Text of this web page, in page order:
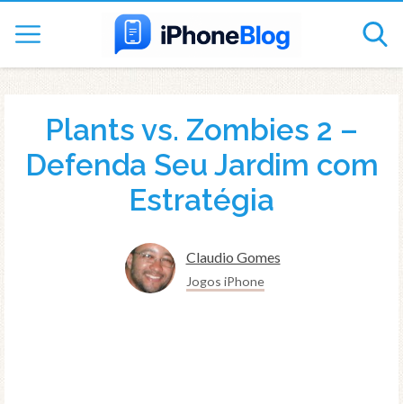
Plants vs. Zombies 2 –
Defenda Seu Jardim com
Estratégia
Claudio Gomes
Jogos iPhone